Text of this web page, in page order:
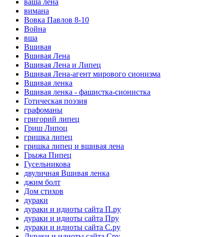
вимана
Вовка Павлов 8-10
Война
вша
Вшивая
Вшивая Лена
Вшивая Лена и Липец
Вшивая Лена-агент мирового сионизма
Вшивая ленка
Вшивая ленка - фашистка-сионистка
Готическая поэзия
графоманы
григорий липец
Гриш Липоц
гришка липец
гришка липец и вшивая лена
Грыжа Пипец
Гусельникова
двуличная Вшивая ленка
джим болт
Дом стихов
дураки
дураки и идиоты сайта П.ру
дураки и идиоты сайта Пру
дураки и идиоты сайта С.ру